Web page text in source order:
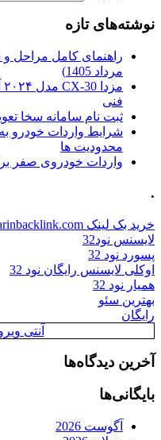
نوشته‌های تازه
مرداد 1405)
فنی
ثبت نام سامانه سخا
شرایط واردات خودرو
محدودیت ها
واردات خودروی صفر
.
خرید بک لینک behtarinbacklink.com
لایسنس نود32
پسورد نود 32
اوکلی لایسنس رایگان نود 32
همیار نود 32
بهترین سئو
رایگان
آنتی
آخرین دیدگاه‌ها
بایگانی‌ها
آگوست 2026